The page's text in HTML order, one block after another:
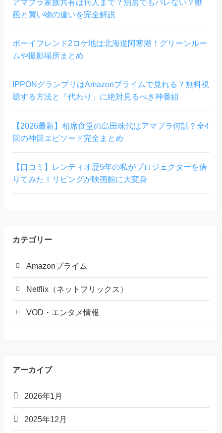
アマプラ家族共有は何人まで？別居でもバレない？動
画と買い物の違いを完全解説
ボーイフレンド2ロケ地は北海道阿寒湖！グリーンルー
ムや撮影場所まとめ
IPPONグランプリはAmazonプライムで見れる？無料視
聴する方法と「代わり」に絶対見るべき神番組
【2026最新】相席食堂の島田珠代はアマプラ何話？全4
回の神回エピソード完全まとめ
【口コミ】レンティオ歴5年の私がプロジェクターを借
りてみた！リビングが映画館に大変身
カテゴリー
Amazonプライム
Netflix（ネットフリックス）
VOD・エンタメ情報
アーカイブ
2026年1月
2025年12月